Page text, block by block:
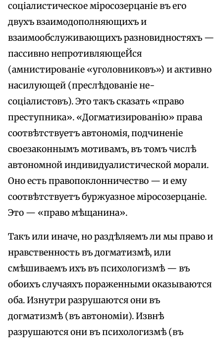
соціалистическое міросозерцаніе въ его
двухъ взаимодополняющихъ и
взаимообслуживающихъ разновидностяхъ —
пассивно непротивляющеЙся
(амнистированіе «уголовниковъ») и активно
насилующей (преслѣдованіе не-
соціалистовъ). Это такъ сказать «право
преступника». «Догматизированію» права
соотвѣтствуетъ автономія, подчиненіе
своезаконнымъ мотивамъ, въ томъ числѣ
автономной индивидуалистической морали.
Оно есть правопоклонничество — и ему
соотвѣтствуетъ буржуазное міросозерцаніе.
Это — «право мѣщанина».
Такъ или иначе, но раздѣляемъ ли мы право и
нравственность въ догматизмѣ, или
смѣшиваемъ ихъ въ психологизмѣ — въ
обоихъ случаяхъ пораженными оказываются
оба. Изнутри разрушаются они въ
догматизмѣ (въ автономіи). Извнѣ
разрушаются они въ психологизмѣ (въ